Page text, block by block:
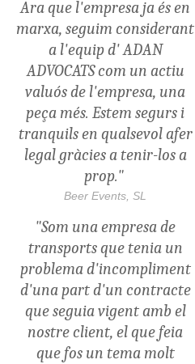
Ara que l'empresa ja és en
marxa, seguim considerant
a l'equip d' ADAN
ADVOCATS com un actiu
valuós de l'empresa, una
peça més. Estem segurs i
tranquils en qualsevol afer
legal gràcies a tenir-los a
prop."
Beer Events, SL
"Som una empresa de
transports que tenia un
problema d'incompliment
d'una part d'un contracte
que seguia vigent amb el
nostre client, el que feia
que fos un tema molt